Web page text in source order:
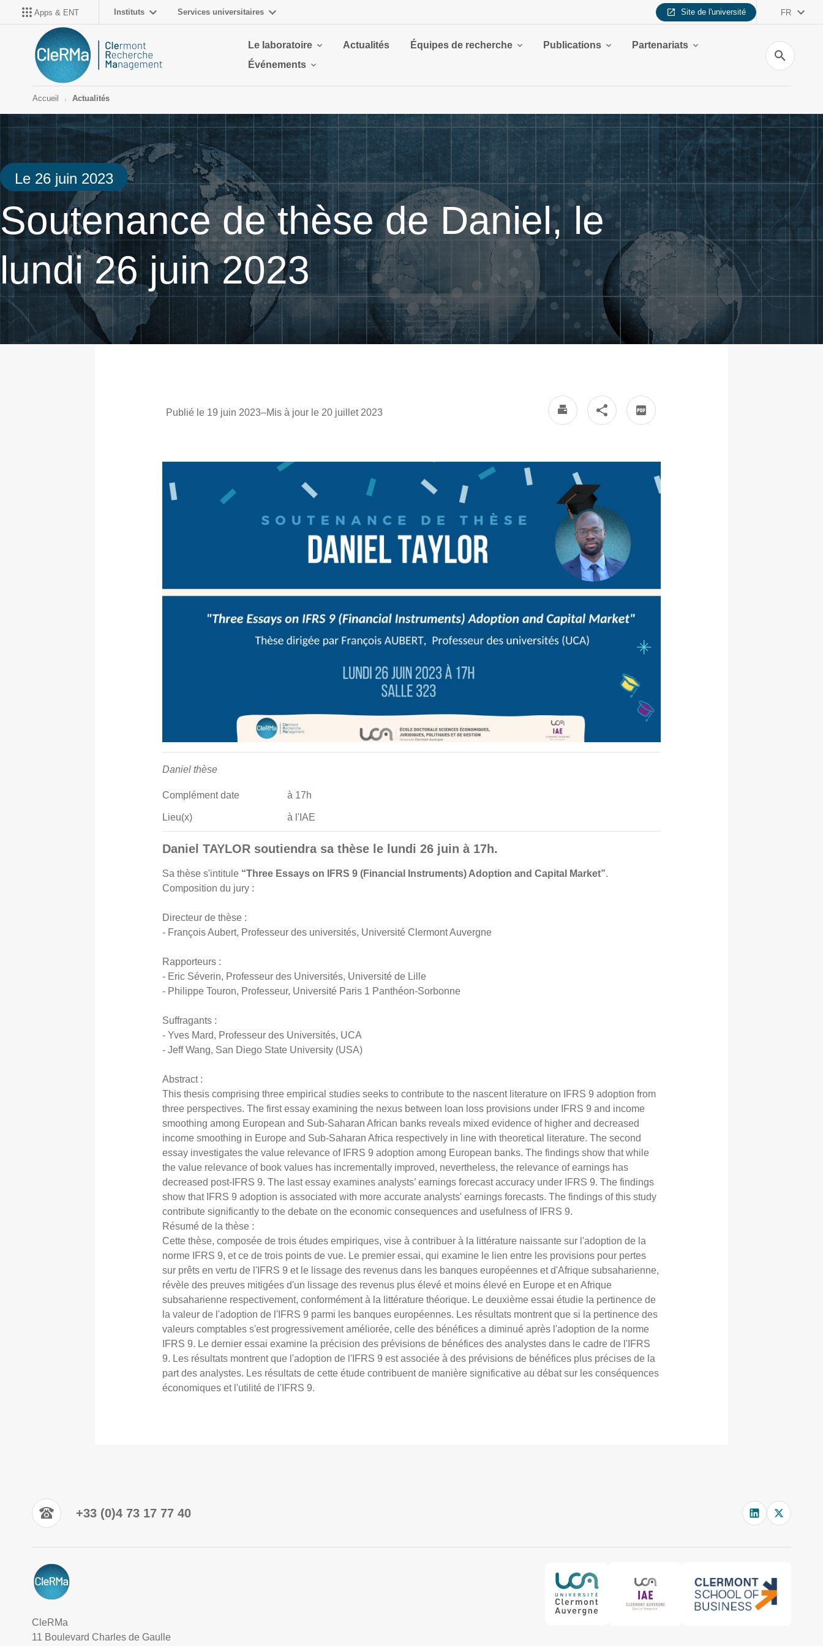
Apps & ENT Instituts Services universitaires Site de l'université FR
Le laboratoire Actualités Équipes de recherche Publications
Partenariats
Événements
Recherche
Accueil Actualités
Le 26 juin 2023
Soutenance de thèse de Daniel, le
lundi 26 juin 2023
Publié le 19 juin 2023–Mis à jour le 20 juillet 2023
Daniel thèse
Complément date à 17h
Lieu(x) à l'IAE
Daniel TAYLOR soutiendra sa thèse le lundi 26 juin à 17h.
Sa thèse s'intitule “Three Essays on IFRS 9 (Financial Instruments) Adoption and Capital Market”.
Composition du jury :
Directeur de thèse :
- François Aubert, Professeur des universités, Université Clermont Auvergne
Rapporteurs :
- Eric Séverin, Professeur des Universités, Université de Lille
- Philippe Touron, Professeur, Université Paris 1 Panthéon-Sorbonne
Suffragants :
- Yves Mard, Professeur des Universités, UCA
- Jeff Wang, San Diego State University (USA)
Abstract :
This thesis comprising three empirical studies seeks to contribute to the nascent literature on IFRS 9 adoption from
three perspectives. The first essay examining the nexus between loan loss provisions under IFRS 9 and income
smoothing among European and Sub-Saharan African banks reveals mixed evidence of higher and decreased
income smoothing in Europe and Sub-Saharan Africa respectively in line with theoretical literature. The second
essay investigates the value relevance of IFRS 9 adoption among European banks. The findings show that while
the value relevance of book values has incrementally improved, nevertheless, the relevance of earnings has
decreased post-IFRS 9. The last essay examines analysts’ earnings forecast accuracy under IFRS 9. The findings
show that IFRS 9 adoption is associated with more accurate analysts' earnings forecasts. The findings of this study
contribute significantly to the debate on the economic consequences and usefulness of IFRS 9.
Résumé de la thèse :
Cette thèse, composée de trois études empiriques, vise à contribuer à la littérature naissante sur l'adoption de la
norme IFRS 9, et ce de trois points de vue. Le premier essai, qui examine le lien entre les provisions pour pertes
sur prêts en vertu de l'IFRS 9 et le lissage des revenus dans les banques européennes et d'Afrique subsaharienne,
révèle des preuves mitigées d'un lissage des revenus plus élevé et moins élevé en Europe et en Afrique
subsaharienne respectivement, conformément à la littérature théorique. Le deuxième essai étudie la pertinence de
la valeur de l'adoption de l'IFRS 9 parmi les banques européennes. Les résultats montrent que si la pertinence des
valeurs comptables s'est progressivement améliorée, celle des bénéfices a diminué après l'adoption de la norme
IFRS 9. Le dernier essai examine la précision des prévisions de bénéfices des analystes dans le cadre de l'IFRS
9. Les résultats montrent que l'adoption de l'IFRS 9 est associée à des prévisions de bénéfices plus précises de la
part des analystes. Les résultats de cette étude contribuent de manière significative au débat sur les conséquences
économiques et l'utilité de l'IFRS 9.
+33 (0)4 73 17 77 40
CleRMa
11 Boulevard Charles de Gaulle